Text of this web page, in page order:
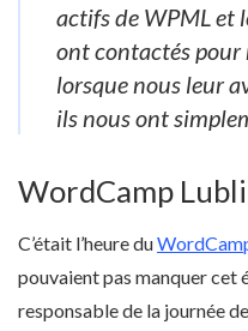
actifs de WPML et
ont contactés pour
lorsque nous leur
ils nous ont
WordCamp
C’était l’heure du
pouvaient pas manquer cet
responsable de la journée